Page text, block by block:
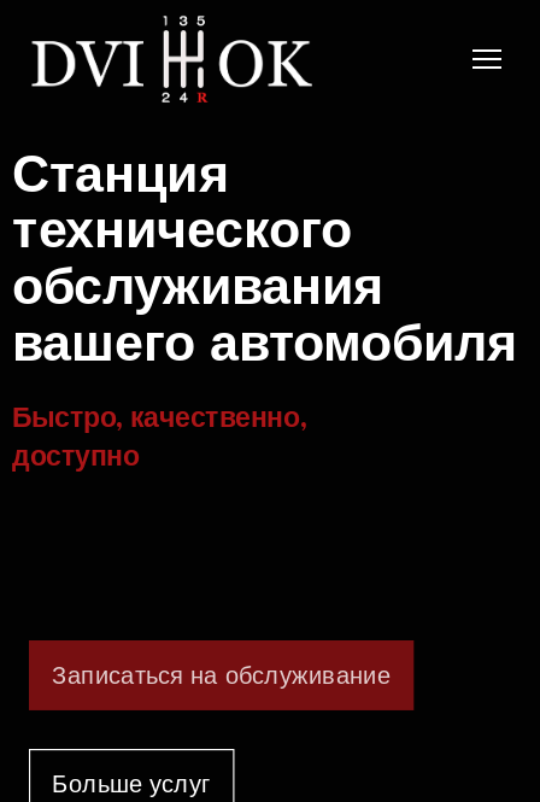
Станция
технического
обслуживания
вашего автомобиля
Быстро, качественно,
доступно
Записаться на обслуживание
Больше услуг